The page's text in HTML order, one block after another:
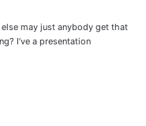
may just anybody get that
I’ve a presentation